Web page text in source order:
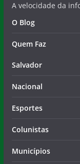
A velocidade da
O Blog
Quem Faz
Salvador
Nacional
Esportes
Colunistas
Municípios